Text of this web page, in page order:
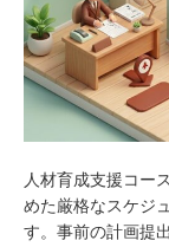
人材育成支援コー
めた厳格なスケジ
す。事前の計画提